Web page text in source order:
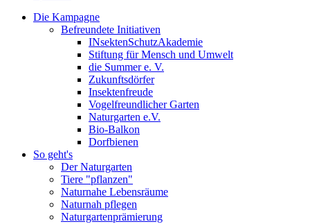
Die Kampagne
Befreundete Initiativen
INsektenSchutzAkademie
Stiftung für Mensch und Umwelt
die Summer e. V.
Zukunftsdörfer
Insektenfreude
Vogelfreundlicher Garten
Naturgarten e.V.
Bio-Balkon
Dorfbienen
So geht's
Der Naturgarten
Tiere "pflanzen"
Naturnahe Lebensräume
Naturnah pflegen
Naturgartenprämierung